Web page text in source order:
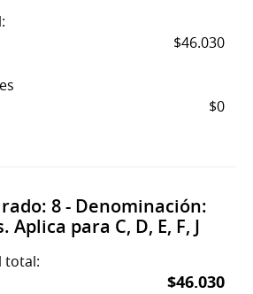
$46.030
$0
8 - Denominación:
Aplica para C, D, E, F, J
total:
$46.030